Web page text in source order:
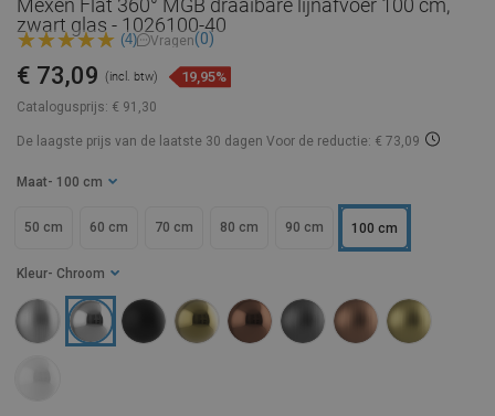
Mexen Flat 360° MGB draaibare lijnafvoer 100 cm,
zwart glas - 1026100-40
(4) Vragen(0)
Catalogusprijs: € 91,30
€ 73,09 (incl. btw) 19,95%
De laagste prijs van de laatste 30 dagen Voor de reductie: € 73,09
Maat - 100 cm
50 cm 60 cm 70 cm 80 cm 90 cm 100 cm
Kleur - Chroom